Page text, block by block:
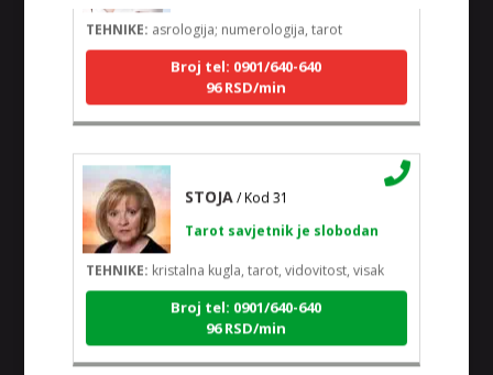
TEHNIKE: asrologija; numerologija, tarot
Broj tel: 0901/640-640
96 RSD/min
STOJA / Kod 31
Tarot savjetnik je slobodan
TEHNIKE: kristalna kugla, tarot, vidovitost, visak
Broj tel: 0901/640-640
96 RSD/min